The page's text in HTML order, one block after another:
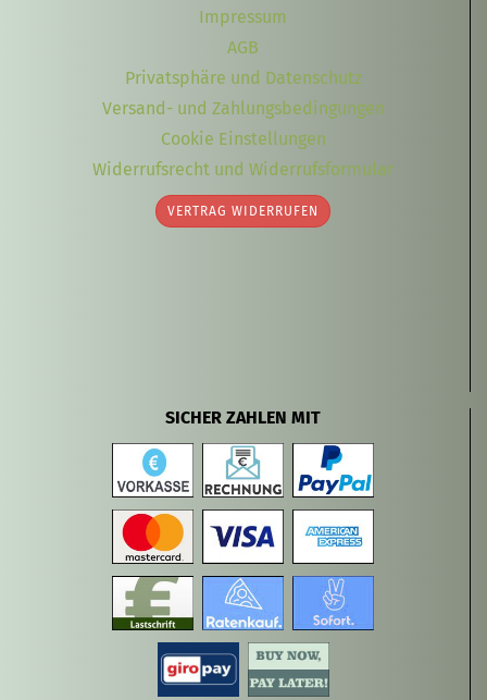
Impressum
AGB
Privatsphäre und Datenschutz
Versand- und Zahlungsbedingungen
Cookie Einstellungen
Widerrufsrecht und Widerrufsformular
VERTRAG WIDERRUFEN
SICHER ZAHLEN MIT